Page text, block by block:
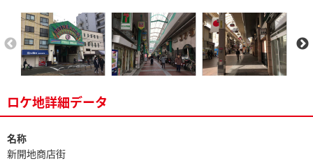
ロケ地詳細データ
名称
新開地商店街